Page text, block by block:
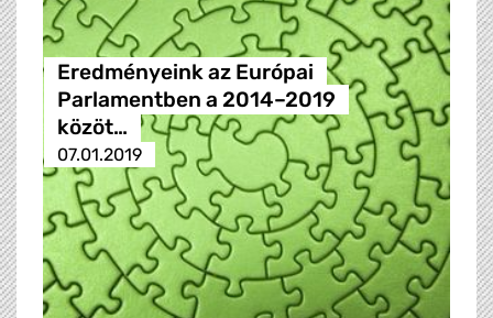
Eredményeink az Európai
Parlamentben a 2014–2019
közöt…
07.01.2019